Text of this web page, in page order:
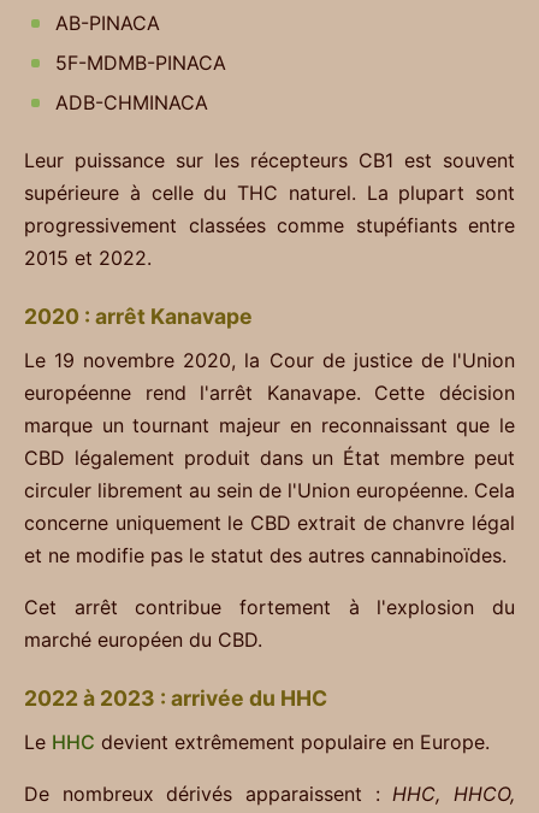
AB-PINACA
5F-MDMB-PINACA
ADB-CHMINACA
Leur puissance sur les récepteurs CB1 est souvent
supérieure à celle du THC naturel. La plupart sont
progressivement classées comme stupéfiants entre
2015 et 2022.
2020 : arrêt Kanavape
Le 19 novembre 2020, la Cour de justice de l'Union
européenne rend l'arrêt Kanavape. Cette décision
marque un tournant majeur en reconnaissant que le
CBD légalement produit dans un État membre peut
circuler librement au sein de l'Union européenne. Cela
concerne uniquement le CBD extrait de chanvre légal
et ne modifie pas le statut des autres cannabinoïdes.
Cet arrêt contribue fortement à l'explosion du
marché européen du CBD.
2022 à 2023 : arrivée du HHC
Le HHC devient extrêmement populaire en Europe.
De nombreux dérivés apparaissent :HHC, HHCO,